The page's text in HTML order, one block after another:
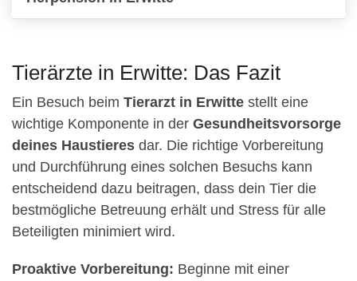
Tierärzte in Erwitte: Das Fazit
Ein Besuch beim Tierarzt in Erwitte stellt eine
wichtige Komponente in der Gesundheitsvorsorge
deines Haustieres dar. Die richtige Vorbereitung
und Durchführung eines solchen Besuchs kann
entscheidend dazu beitragen, dass dein Tier die
bestmögliche Betreuung erhält und Stress für alle
Beteiligten minimiert wird.
Proaktive Vorbereitung: Beginne mit einer